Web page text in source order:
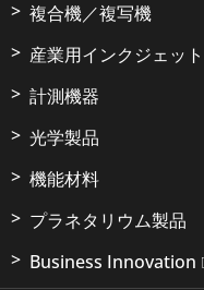
複合機／複写機
産業用インクジェット
計測機器
光学製品
機能材料
プラネタリウム製品
Business Innovation